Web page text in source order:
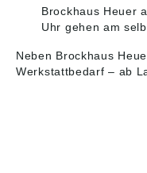
Brockhaus Heuer
Uhr gehen am
Neben Brockhaus
Werkstattbedarf – ab